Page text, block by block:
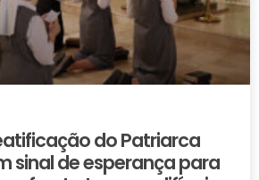
do Patriarca
sinal de esperança para